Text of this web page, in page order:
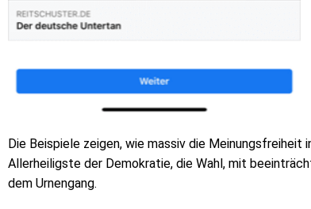
Die Beispiele zeigen, wie massiv die
Allerheiligste der Demokratie, die Wahl, mit
dem Urnengang.